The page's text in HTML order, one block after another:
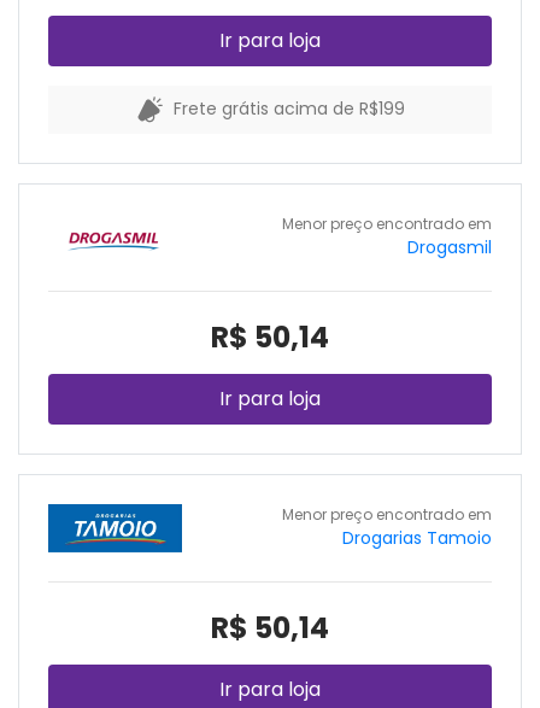
Ir para loja
Frete grátis acima de R$199
Menor preço encontrado em
Drogasmil
R$ 50,14
Ir para loja
Menor preço encontrado em
Drogarias Tamoio
R$ 50,14
Ir para loja